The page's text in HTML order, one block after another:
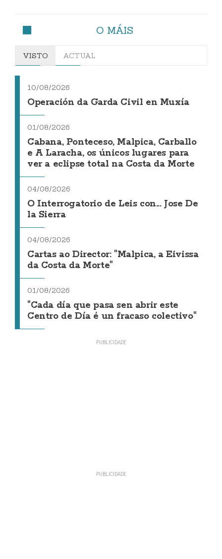
O MÁIS
VISTO ACTUAL
10/08/2026
Operación da Garda Civil en Muxía
01/08/2026
Cabana, Ponteceso, Malpica, Carballo
e A Laracha, os únicos lugares para
ver a eclipse total na Costa da Morte
04/08/2026
O Interrogatorio de Leis con... Jose De
la Sierra
04/08/2026
Cartas ao Director: "Malpica, a Eivissa
da Costa da Morte"
01/08/2026
"Cada día que pasa sen abrir este
Centro de Día é un fracaso colectivo"